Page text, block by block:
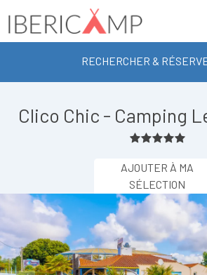
RECHERCHER &
Clico Chic - Camping
AJOUTER À MA
SÉLECTION